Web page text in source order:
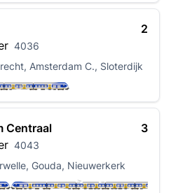
4036
2
Amsterdam C., Sloterdijk
Centraal
4043
3
Gouda, Nieuwerkerk